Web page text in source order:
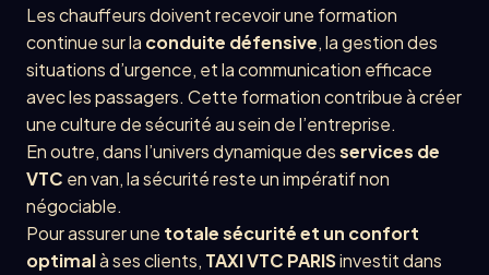
Les chauffeurs doivent recevoir une formation
continue sur la conduite défensive, la gestion des
situations d’urgence, et la communication efficace
avec les passagers. Cette formation contribue à créer
une culture de sécurité au sein de l’entreprise.
En outre, dans l’univers dynamique desservices de
VTC en van, la sécurité reste un impératif non
négociable.
Pour assurer une totale sécurité et un confort
optimalà ses clients, TAXI VTC PARISinvestit dans